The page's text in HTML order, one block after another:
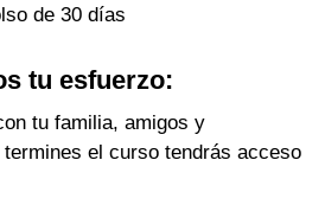
de 30 días
tu esfuerzo:
tu familia, amigos y
el curso tendrás acceso